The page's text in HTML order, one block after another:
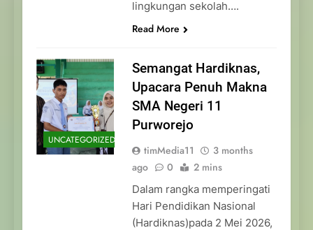
lingkungan sekolah….
Read More
UNCATEGORIZED
Semangat Hardiknas,
Upacara Penuh Makna
SMA Negeri 11
Purworejo
timMedia11
3 months
ago
0 2 mins
Dalam rangka memperingati
Hari Pendidikan Nasional
(Hardiknas)pada 2 Mei 2026,